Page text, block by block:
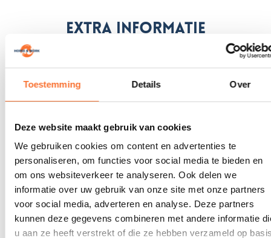
Toestemming Details Over
Deze website maakt gebruik van cookies
We gebruiken cookies om content en advertenties te
personaliseren, om functies voor social media te bieden en
om ons websiteverkeer te analyseren. Ook delen we
informatie over uw gebruik van onze site met onze partners
voor social media, adverteren en analyse. Deze partners
kunnen deze gegevens combineren met andere informatie
u aan ze heeft verstrekt of die ze hebben verzameld op
Extra informatie
Categorie
Stal
Organisatie:
Stal Amstelhoeve
http://www.stalamstelhoev.nl
Dienstverband:
Parttime
Werkschema: